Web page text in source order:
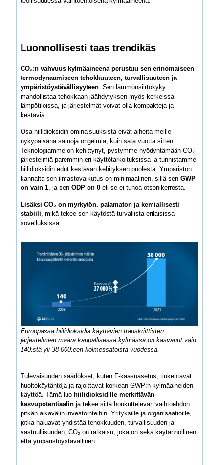
Luonnollisesti taas trendikäs
CO₂:n vahvuus kylmäaineena perustuu sen erinomaiseen
termodynaamiseen tehokkuuteen, turvallisuuteen ja
ympäristöystävällisyyteen. Sen lämmönsiirtokyky
mahdollistaa tehokkaan jäähdytyksen myös korkeissa
lämpötiloissa, ja järjestelmät voivat olla kompakteja ja
kestäviä.
Osa hiilidioksidin ominaisuuksista eivät aiheita meille
nykypäivänä samoja ongelmia, kuin sata vuotta sitten.
Teknologiamme on kehittynyt, pystymme hyödyntämään CO₂-
järjestelmiä paremmin eri käyttötarkoituksissa ja tunnistamme
hiilidioksidin edut kestävän kehityksen puolesta. Ympäristön
kannalta sen ilmastovaikutus on minimaalinen, sillä sen GWP
on vain 1, ja sen ODP on 0eli se ei tuhoa otsonikerrosta.
Lisäksi CO₂ on myrkytön, palamaton ja kemiallisesti
stabiili, mikä tekee sen käytöstä turvallista erilaisissa
sovelluksissa.
Euroopassa hiilidioksidia käyttävien transkriittisten
järjestelmien määrä kaupallisessa kylmässä on kasvanut vain
140:stä yli 38 000:een kolmessatoista vuodessa.
Tulevaisuuden säädökset, kuten F-kaasuasetus, tiukentavat
huoltokäytäntöjä ja rajoittavat korkean GWP:n kylmäaineiden
käyttöä. Tämä luo hiilidioksidille merkittävän
kasvupotentiaalinja tekee siitä houkuttelevan vaihtoehdon
pitkän aikavälin investointeihin. Yrityksille ja organisaatioille,
jotka haluavat yhdistää tehokkuuden, turvallisuuden ja
vastuullisuuden, CO₂ on ratkaisu, joka on sekä käytännöllinen
että ympäristöystävällinen.